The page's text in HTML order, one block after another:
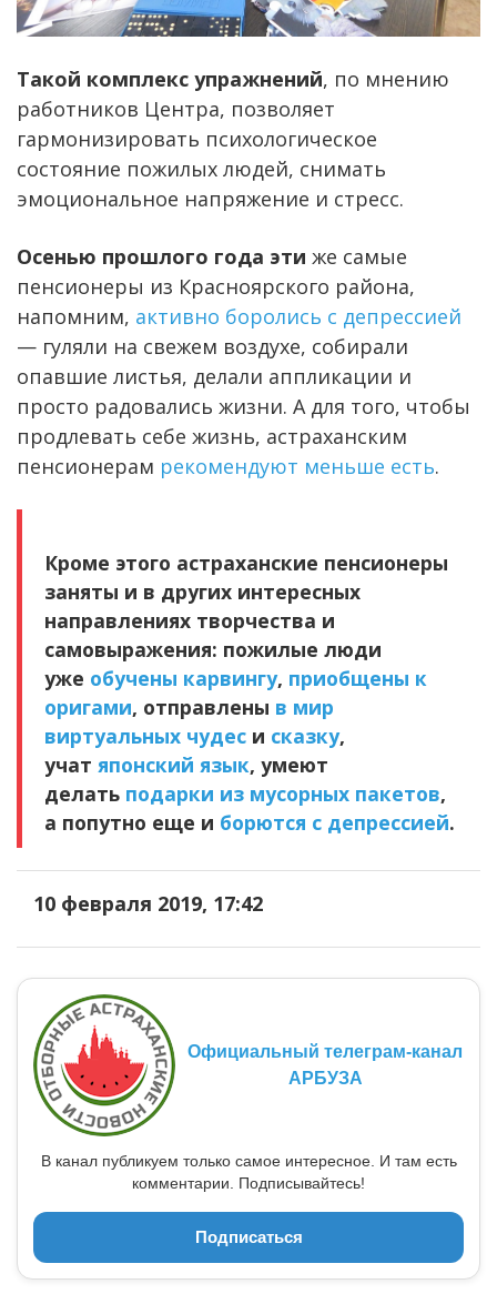
Такой комплекс упражнений, по мнению
работников Центра, позволяет
гармонизировать психологическое
состояние пожилых людей, снимать
эмоциональное напряжение и стресс.
Осенью прошлого года эти же самые
пенсионеры из Красноярского района,
напомним, активно боролись с депрессией
— гуляли на свежем воздухе, собирали
опавшие листья, делали аппликации и
просто радовались жизни. А для того, чтобы
продлевать себе жизнь, астраханским
пенсионерам рекомендуют меньше есть.
Кроме этого астраханские пенсионеры
заняты и в других интересных
направлениях творчества и
самовыражения: пожилые люди
уже обучены карвингу, приобщены к
оригами, отправлены в мир
виртуальных чудес и сказку,
учат японский язык, умеют
делать подарки из мусорных пакетов,
а попутно еще и борются с депрессией.
10 февраля 2019, 17:42
Официальный телеграм-канал
АРБУЗА
В канал публикуем только самое интересное. И там есть
комментарии. Подписывайтесь!
Подписаться